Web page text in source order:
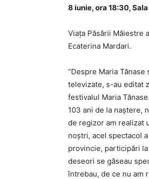
8 iunie, ora 18:30, Sala
Viața Păsării Măiestre
Ecaterina Mardari.
“Despre Maria
televizate, s-au editat
festivalul Maria
103 ani de la naştere,
de regizor am realizat
noștri, acel spectacol
provincie, participări
deseori se găseau
întrebau, de ce nu am